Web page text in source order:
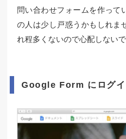
問い合わせフォームを作って
の人は少し戸惑うかもしれま
れ程多くないので心配しないで
Google Form にログ